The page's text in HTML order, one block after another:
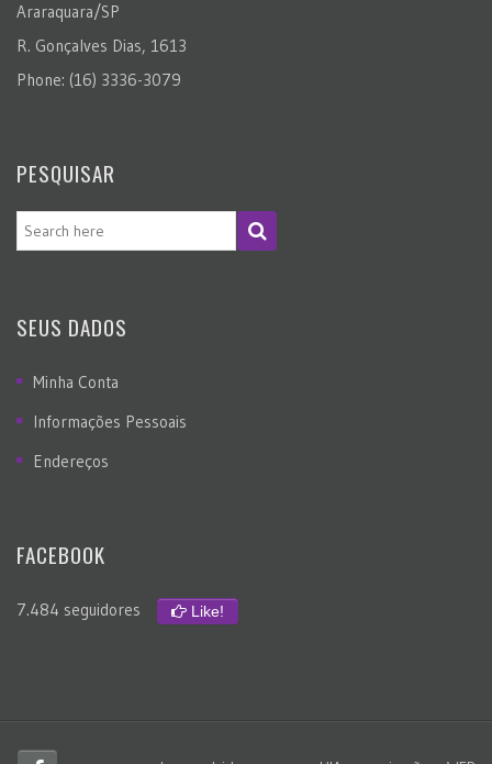
Araraquara/SP
R. Gonçalves Dias, 1613
Phone: (16) 3336-3079
PESQUISAR
SEUS DADOS
Minha Conta
Informações Pessoais
Endereços
FACEBOOK
7.484 seguidores Like!